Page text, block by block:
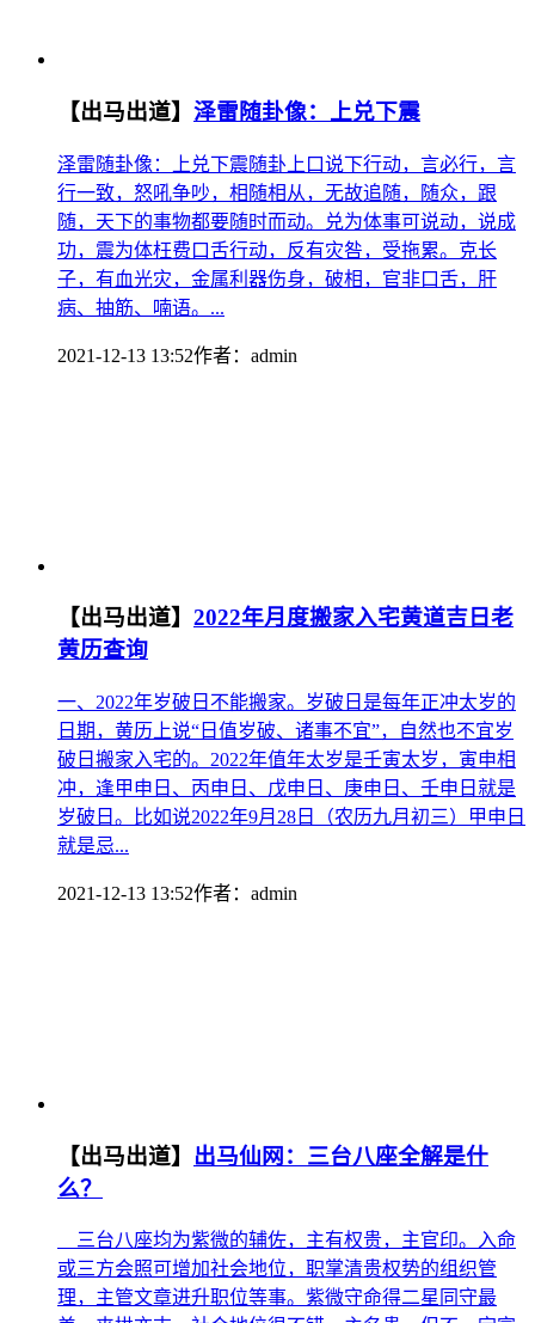
【出马出道】 泽雷随卦像：上兑下震
泽雷随卦像：上兑下震随卦上口说下行动，言必行，言
行一致，怒吼争吵，相随相从，无故追随，随众，跟
随，天下的事物都要随时而动。兑为体事可说动，说成
功，震为体枉费口舌行动，反有灾咎，受拖累。克长
子，有血光灾，金属利器伤身，破相，官非口舌，肝
病、抽筋、喃语。...
2021-12-13 13:52作者： admin
【出马出道】 2022年月度搬家入宅黄道吉日老
黄历查询
一、2022年岁破日不能搬家。岁破日是每年正冲太岁的
日期，黄历上说“日值岁破、诸事不宜”，自然也不宜岁
破日搬家入宅的。2022年值年太岁是壬寅太岁，寅申相
冲，逢甲申日、丙申日、戊申日、庚申日、壬申日就是
岁破日。比如说2022年9月28日（农历九月初三）甲申日
就是忌...
2021-12-13 13:52作者： admin
【出马出道】 出马仙网：三台八座全解是什
么？
三台八座均为紫微的辅佐，主有权贵，主官印。入命
或三方会照可增加社会地位，职掌清贵权势的组织管
理，主管文章进升职位等事。紫微守命得二星同守最